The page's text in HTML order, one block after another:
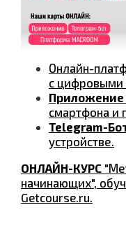
Онлайн-
с цифровыми
Приложение
смартфона и
Telegram-
устройстве.
ОНЛАЙН-КУРС
начинающих",
Getcourse.ru.